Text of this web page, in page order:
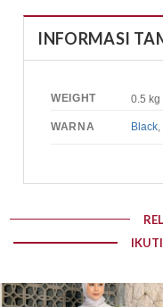
INFORMASI
WEIGHT 0.5 kg
WARNA Black